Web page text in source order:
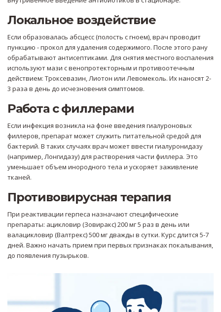
Локальное воздействие
Если образовалась абсцесс (полость с гноем), врач проводит
пункцию - прокол для удаления содержимого. После этого рану
обрабатывают антисептиками. Для снятия местного воспаления
используют мази с венопротекторным и противоотечным
действием: Троксевазин,Лиотон или Левомеколь. Их наносят 2-
3 раза в день до исчезновения симптомов.
Работа с филлерами
Если инфекция возникла на фоне введения гиалуроновых
филлеров, препарат может служить питательной средой для
бактерий. В таких случаях врач может ввести гиалуронидазу
(например, Лонгидазу) для растворения части филлера. Это
уменьшает объем инородного тела и ускоряет заживление
тканей.
Противовирусная терапия
При реактивации герпеса назначают специфические
препараты: ацикловир (Зовиракс) 200 мг 5 раз в день или
валацикловир (Валтрекс) 500 мг дважды в сутки. Курс длится 5-7
дней. Важно начать прием при первых признаках покалывания,
до появления пузырьков.